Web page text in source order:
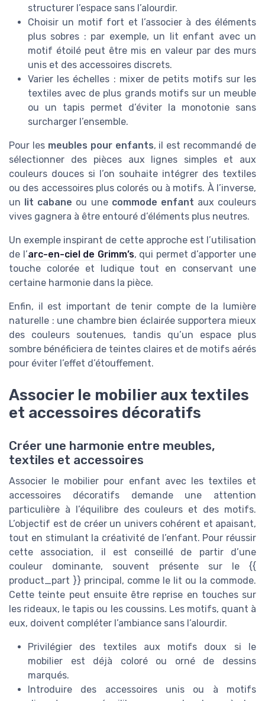
structurer l’espace sans l’alourdir.
Choisir un motif fort et l’associer à des éléments
plus sobres : par exemple, un lit enfant avec un
motif étoilé peut être mis en valeur par des murs
unis et des accessoires discrets.
Varier les échelles : mixer de petits motifs sur les
textiles avec de plus grands motifs sur un meuble
ou un tapis permet d’éviter la monotonie sans
surcharger l’ensemble.
Pour les meubles pour enfants, il est recommandé de
sélectionner des pièces aux lignes simples et aux
couleurs douces si l’on souhaite intégrer des textiles
ou des accessoires plus colorés ou à motifs. À l’inverse,
un lit cabane ou une commode enfant aux couleurs
vives gagnera à être entouré d’éléments plus neutres.
Un exemple inspirant de cette approche est l’utilisation
de l’arc-en-ciel de Grimm’s, qui permet d’apporter une
touche colorée et ludique tout en conservant une
certaine harmonie dans la pièce.
Enfin, il est important de tenir compte de la lumière
naturelle : une chambre bien éclairée supportera mieux
des couleurs soutenues, tandis qu’un espace plus
sombre bénéficiera de teintes claires et de motifs aérés
pour éviter l’effet d’étouffement.
Associer le mobilier aux textiles
et accessoires décoratifs
Créer une harmonie entre meubles,
textiles et accessoires
Associer le mobilier pour enfant avec les textiles et
accessoires décoratifs demande une attention
particulière à l’équilibre des couleurs et des motifs.
L’objectif est de créer un univers cohérent et apaisant,
tout en stimulant la créativité de l’enfant. Pour réussir
cette association, il est conseillé de partir d’une
couleur dominante, souvent présente sur le {{
product_part }} principal, comme le lit ou la commode.
Cette teinte peut ensuite être reprise en touches sur
les rideaux, le tapis ou les coussins. Les motifs, quant à
eux, doivent compléter l’ambiance sans l’alourdir.
Privilégier des textiles aux motifs doux si le
mobilier est déjà coloré ou orné de dessins
marqués.
Introduire des accessoires unis ou à motifs